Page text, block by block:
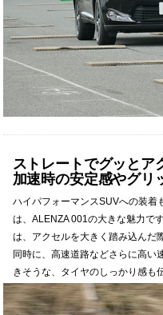
ストレートでグッとア
加速時の安定感やグリ
ハイパフォーマンスSUVへの装着
は、ALENZA 001の大きな魅力で
は、アクセルを大きく踏み込んだ
同時に、高速道路などさらに高い
きそうな、タイヤのしっかり感も